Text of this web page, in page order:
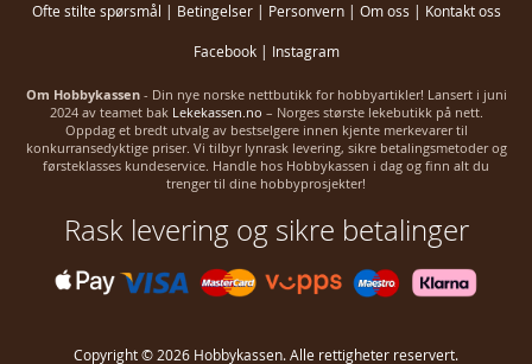
Ofte stilte spørsmål | Betingelser| Personvern | Om oss | Kontakt oss
Facebook| Instagram
Om Hobbykassen- Din nye norske nettbutikk for hobbyartikler! Lansert i juni
2024 av teamet bak Lekekassen.no – Norges største lekebutikk på nett.
Oppdag et bredt utvalg av bestselgere innen kjente merkevarer til
konkurransedyktige priser. Vi tilbyr lynrask levering, sikre betalingsmetoder og
førsteklasses kundeservice. Handle hos Hobbykassen i dag og finn alt du
trenger til dine hobbyprosjekter!
Rask levering og sikre betalinger
Copyright © 2026 Hobbykassen. Alle rettigheter reservert.